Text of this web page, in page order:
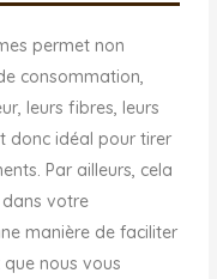
permet non
consommation,
leurs fibres, leurs
donc idéal pour tirer
Par ailleurs, cela
votre
manière de faciliter
nous vous